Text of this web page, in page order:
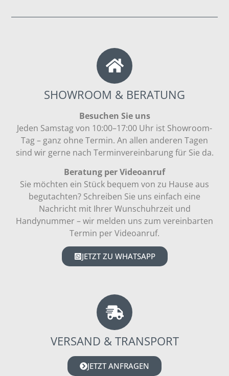
SHOWROOM & BERATUNG
Besuchen Sie uns
Jeden Samstag von 10:00–17:00 Uhr ist Showroom-
Tag – ganz ohne Termin. An allen anderen Tagen
sind wir gerne nach Terminvereinbarung für Sie da.
Beratung per Videoanruf
Sie möchten ein Stück bequem von zu Hause aus
begutachten? Schreiben Sie uns einfach eine
Nachricht mit Ihrer Wunschuhrzeit und
Handynummer – wir melden uns zum vereinbarten
Termin per Videoanruf.
JETZT ZU WHATSAPP
VERSAND & TRANSPORT
JETZT ANFRAGEN